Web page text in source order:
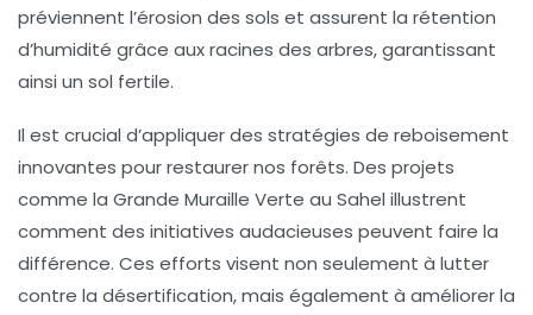
préviennent l’érosion des sols et assurent la rétention
d’humidité grâce aux racines des arbres, garantissant
ainsi un sol fertile.
Il est crucial d’appliquer des stratégies de reboisement
innovantes pour restaurer nos forêts. Des projets
comme la Grande Muraille Verte au Sahel illustrent
comment des initiatives audacieuses peuvent faire la
différence. Ces efforts visent non seulement à lutter
contre la désertification, mais également à améliorer la